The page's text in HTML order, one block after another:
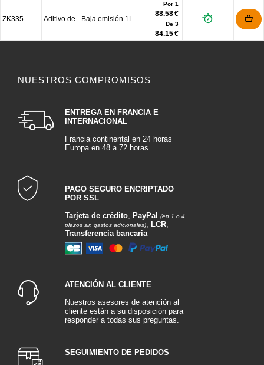
ZK335 Aditivo de - Baja emisión 1L
Por 1
88.58 €
De 3
84.15 €
NUESTROS COMPROMISOS
ENTREGA EN FRANCIA E
INTERNACIONAL
Francia continental en 24 horas
Europa en 48 a 72 horas
PAGO SEGURO ENCRIPTADO
POR SSL
Tarjeta de crédito, PayPal
(en 1 o 4
plazos sin gastos adicionales), LCR,
Transferencia bancaria
ATENCIÓN AL CLIENTE
Nuestros asesores de atención al
cliente están a su disposición para
responder a todas sus preguntas.
SEGUIMIENTO DE PEDIDOS